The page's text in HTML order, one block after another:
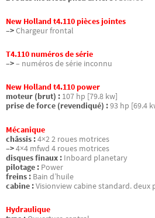
New Holland t4.110 pièces jointes
–>Chargeur frontal
T4.110 numéros de série
–>– numéros de série inconnu
New Holland t4.110 power
moteur (brut) : 107 hp [79.8 kw]
prise de force (revendiqué) :93 hp [69.4
Mécanique
châssis :4×2 2 roues motrices
–>4×4 mfwd 4 roues motrices
disques finaux : Inboard planetary
pilotage : Power
freins : Bain d’huile
cabine :Visionview cabine standard. deux
Hydraulique